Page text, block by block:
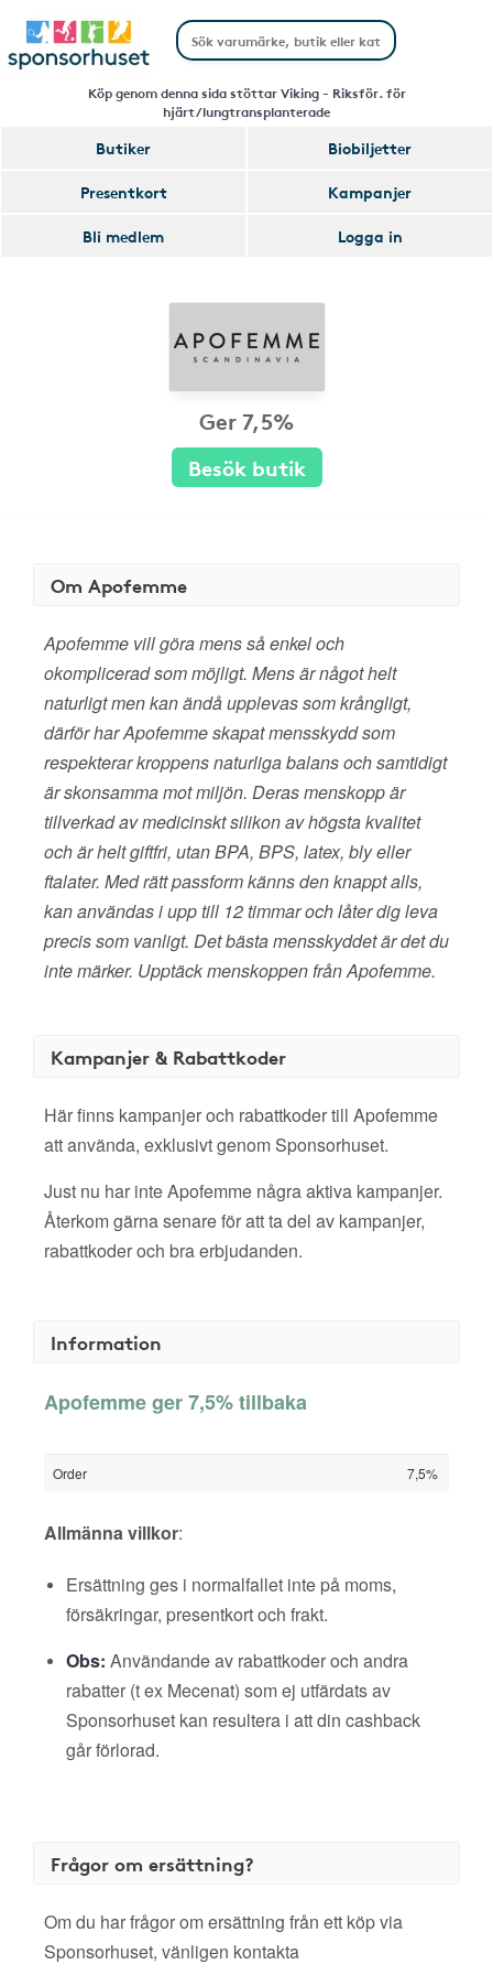
Köp genom denna sida stöttar Viking - Riksför. för
hjärt/lungtransplanterade
Butiker
Biobiljetter
Presentkort
Kampanjer
Bli medlem
Logga in
Ger 7,5%
Besök butik
Om Apofemme
Apofemme vill göra mens så enkel och
okomplicerad som möjligt. Mens är något helt
naturligt men kan ändå upplevas som krångligt,
därför har Apofemme skapat mensskydd som
respekterar kroppens naturliga balans och samtidigt
är skonsamma mot miljön. Deras menskopp är
tillverkad av medicinskt silikon av högsta kvalitet
och är helt giftfri, utan BPA, BPS, latex, bly eller
ftalater. Med rätt passform känns den knappt alls,
kan användas i upp till 12 timmar och låter dig leva
precis som vanligt. Det bästa mensskyddet är det du
inte märker. Upptäck menskoppen från Apofemme.
Kampanjer & Rabattkoder
Här finns kampanjer och rabattkoder till Apofemme
att använda, exklusivt genom Sponsorhuset.
Just nu har inte Apofemme några aktiva kampanjer.
Återkom gärna senare för att ta del av kampanjer,
rabattkoder och bra erbjudanden.
Information
Apofemme ger 7,5% tillbaka
Order 7,5%
Allmänna villkor:
Ersättning ges i normalfallet inte på moms,
försäkringar, presentkort och frakt.
Obs: Användande av rabattkoder och andra
rabatter (t ex Mecenat) som ej utfärdats av
Sponsorhuset kan resultera i att din cashback
går förlorad.
Frågor om ersättning?
Om du har frågor om ersättning från ett köp via
Sponsorhuset, vänligen kontakta